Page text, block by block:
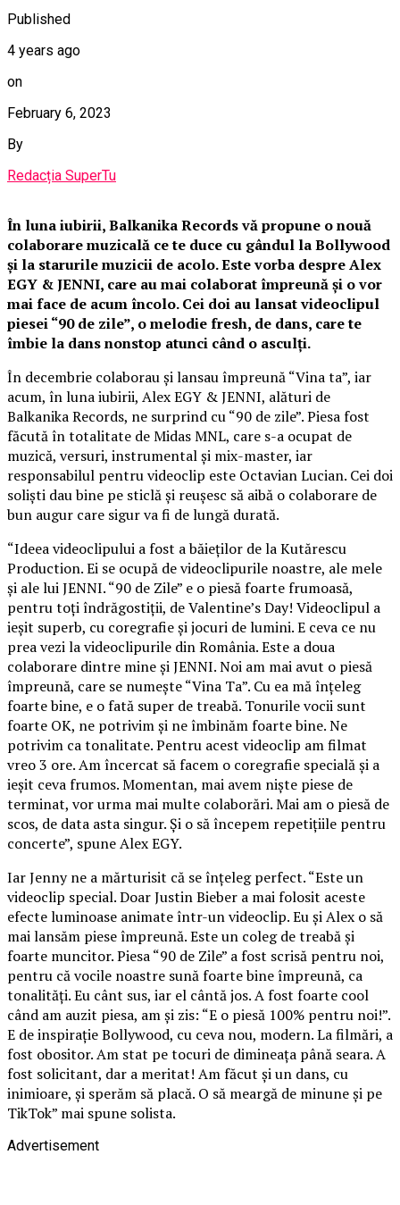
Published
4 years ago
on
February 6, 2023
By
Redacția SuperTu
În luna iubirii, Balkanika Records vă propune o nouă
colaborare muzicală ce te duce cu gândul la Bollywood
și la starurile muzicii de acolo. Este vorba despre Alex
EGY & JENNI, care au mai colaborat împreună și o vor
mai face de acum încolo. Cei doi au lansat videoclipul
piesei “90 de zile”, o melodie fresh, de dans, care te
îmbie la dans nonstop atunci când o asculți.
În decembrie colaborau și lansau împreună “Vina ta”, iar
acum, în luna iubirii, Alex EGY & JENNI, alături de
Balkanika Records, ne surprind cu “90 de zile”. Piesa fost
făcută în totalitate de Midas MNL, care s-a ocupat de
muzică, versuri, instrumental și mix-master, iar
responsabilul pentru videoclip este Octavian Lucian. Cei doi
soliști dau bine pe sticlă și reușesc să aibă o colaborare de
bun augur care sigur va fi de lungă durată.
“Ideea videoclipului a fost a băieților de la Kutărescu
Production. Ei se ocupă de videoclipurile noastre, ale mele
și ale lui JENNI. “90 de Zile” e o piesă foarte frumoasă,
pentru toți îndrăgostiții, de Valentine’s Day! Videoclipul a
ieșit superb, cu coregrafie și jocuri de lumini. E ceva ce nu
prea vezi la videoclipurile din România. Este a doua
colaborare dintre mine și JENNI. Noi am mai avut o piesă
împreună, care se numește “Vina Ta”. Cu ea mă înțeleg
foarte bine, e o fată super de treabă. Tonurile vocii sunt
foarte OK, ne potrivim și ne îmbinăm foarte bine. Ne
potrivim ca tonalitate. Pentru acest videoclip am filmat
vreo 3 ore. Am încercat să facem o coregrafie specială și a
ieșit ceva frumos. Momentan, mai avem niște piese de
terminat, vor urma mai multe colaborări. Mai am o piesă de
scos, de data asta singur. Și o să începem repetițiile pentru
concerte”, spune Alex EGY.
Iar Jenny ne a mărturisit că se înțeleg perfect. “Este un
videoclip special. Doar Justin Bieber a mai folosit aceste
efecte luminoase animate într-un videoclip. Eu și Alex o să
mai lansăm piese împreună. Este un coleg de treabă și
foarte muncitor. Piesa “90 de Zile” a fost scrisă pentru noi,
pentru că vocile noastre sună foarte bine împreună, ca
tonalități. Eu cânt sus, iar el cântă jos. A fost foarte cool
când am auzit piesa, am și zis: “E o piesă 100% pentru noi!”.
E de inspirație Bollywood, cu ceva nou, modern. La filmări, a
fost obositor. Am stat pe tocuri de dimineața până seara. A
fost solicitant, dar a meritat! Am făcut și un dans, cu
inimioare, și sperăm să placă. O să meargă de minune și pe
TikTok” mai spune solista.
Advertisement